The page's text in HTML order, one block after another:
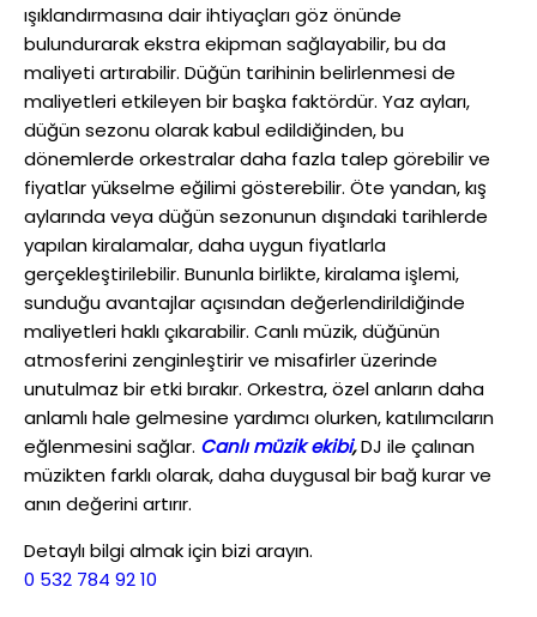
ışıklandırmasına dair ihtiyaçları göz önünde
bulundurarak ekstra ekipman sağlayabilir, bu da
maliyeti artırabilir. Düğün tarihinin belirlenmesi de
maliyetleri etkileyen bir başka faktördür. Yaz ayları,
düğün sezonu olarak kabul edildiğinden, bu
dönemlerde orkestralar daha fazla talep görebilir ve
fiyatlar yükselme eğilimi gösterebilir. Öte yandan, kış
aylarında veya düğün sezonunun dışındaki tarihlerde
yapılan kiralamalar, daha uygun fiyatlarla
gerçekleştirilebilir. Bununla birlikte, kiralama işlemi,
sunduğu avantajlar açısından değerlendirildiğinde
maliyetleri haklı çıkarabilir. Canlı müzik, düğünün
atmosferini zenginleştirir ve misafirler üzerinde
unutulmaz bir etki bırakır. Orkestra, özel anların daha
anlamlı hale gelmesine yardımcı olurken, katılımcıların
eğlenmesini sağlar. Canlı müzik ekibi,DJ ile çalınan
müzikten farklı olarak, daha duygusal bir bağ kurar ve
anın değerini artırır.
Detaylı bilgi almak için bizi arayın.
0 532 784 92 10